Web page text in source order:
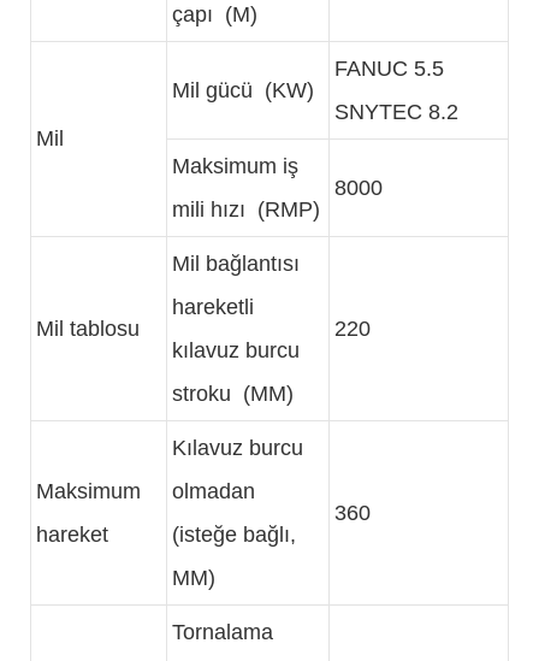
çapı (M)
Mil
Mil gücü (KW)
FANUC 5.5
SNYTEC 8.2
Maksimum iş
mili hızı (RMP)
8000
Mil tablosu
Mil bağlantısı
hareketli
kılavuz burcu
stroku (MM)
220
Maksimum
hareket
Kılavuz burcu
olmadan
(isteğe bağlı,
MM)
360
Tornalama